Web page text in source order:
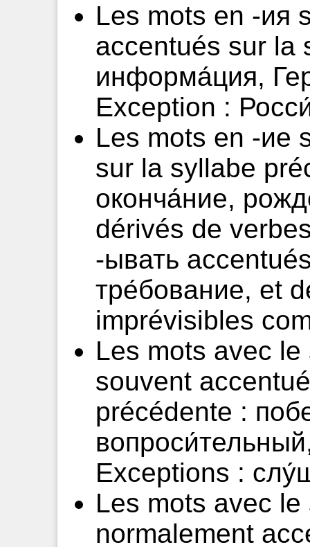
Les mots en -ия
accentués sur la
информа́ция,
Exception :
Les mots en -ие
sur la syllabe
оконча́ние,
dérivés de
-ывать
тре́бование, et
imprévisibles
Les mots avec
souvent
précédente :
Exceptions :
Les mots avec le
normalement